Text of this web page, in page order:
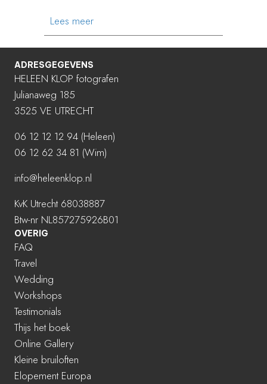
Lees meerabout TROUWEN IN ZUID-FRANKRIJK
ADRESGEGEVENS
HELEEN KLOP fotografen
Julianaweg 185
3525 VE UTRECHT
06 12 12 12 94 (Heleen)
06 12 62 34 81 (Wim)
info@heleenklop.nl
KvK Utrecht 68038887
Btw-nr NL857275926B01
OVERIG
FAQ
Travel
Wedding
Workshops
Testimonials
Thijs het boek
Online Gallery
Kleine bruiloften
Elopement Europa